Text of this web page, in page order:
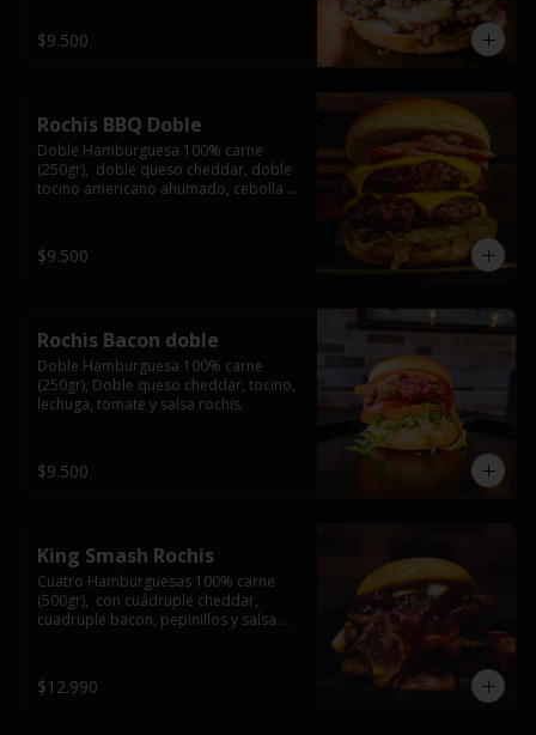
$9.500
Rochis BBQ Doble
Doble Hamburguesa 100% carne
(250gr),  doble queso cheddar, doble
tocino americano ahumado, cebolla
$9.500
Rochis Bacon doble
Doble Hamburguesa 100% carne
(250gr), Doble queso cheddar, tocino,
lechuga, tomate y salsa rochis.
$9.500
King Smash Rochis
Cuatro Hamburguesas 100% carne
(500gr),  con cuádruple cheddar,
cuadruple bacon, pepinillos y salsa
$12.990